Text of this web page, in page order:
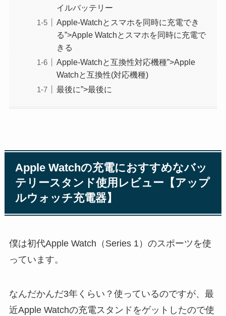
イルバッテリー
Apple-Watchとスマホを同時に充電でき
る”>Apple Watchとスマホを同時に充電で
きる
Apple-Watchと互換性対応機種”>Apple
Watchと互換性(対応機種)
最後に”>最後に
Apple Watchの充電におすすめなバッ
テリースタンド使用レビュー【アップ
ルウォッチ充電器】
僕は初代Apple Watch（Series 1）のスポーツを使
っています。
なんだかんだ3年くらい？使っているのですが、最
近Apple Watchの充電スタンドをゲットしたので使